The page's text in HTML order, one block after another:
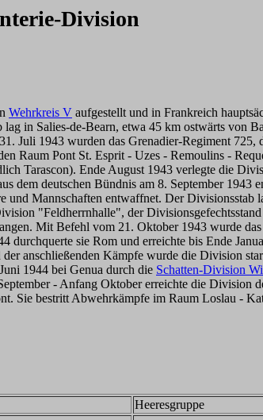
Division
Wehrkreis V aufgestellt und in Frankreich
in Salies-de-Bearn, etwa 45 km ostwärts von
Juli 1943 wurden das Grenadier-Regiment
Raum Pont St. Esprit - Uzes - Remoulins -
Tarascon). Ende August 1943 verlegte die
dem deutschen Bündnis am 8. September 1943
Mannschaften entwaffnet. Der Divisionsstab
"Feldherrnhalle", der
Mit Befehl vom 21. Oktober 1943 wurde
sie Rom und erreichte bis Ende
anschließenden Kämpfe wurde die Division
1944 bei Genua durch die Schatten-Division
- Anfang Oktober erreichte die Division
Sie bestritt Abwehrkämpfe im Raum Loslau -
Heeresgruppe